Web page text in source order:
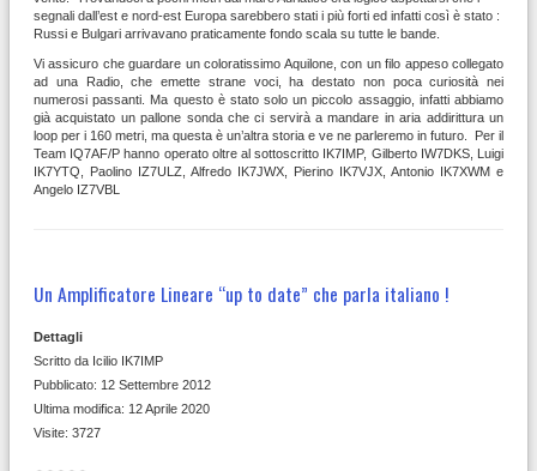
segnali dall’est e nord-est Europa sarebbero stati i più forti ed infatti così è stato :
Russi e Bulgari arrivavano praticamente fondo scala su tutte le bande.
Vi assicuro che guardare un coloratissimo Aquilone, con un filo appeso collegato
ad una Radio, che emette strane voci, ha destato non poca curiosità nei
numerosi passanti. Ma questo è stato solo un piccolo assaggio, infatti abbiamo
già acquistato un pallone sonda che ci servirà a mandare in aria addirittura un
loop per i 160 metri, ma questa è un’altra storia e ve ne parleremo in futuro. Per il
Team IQ7AF/P hanno operato oltre al sottoscritto IK7IMP, Gilberto IW7DKS, Luigi
IK7YTQ, Paolino IZ7ULZ, Alfredo IK7JWX, Pierino IK7VJX, Antonio IK7XWM e
Angelo IZ7VBL
Un Amplificatore Lineare “up to date” che parla italiano !
Dettagli
Scritto da Icilio IK7IMP
Pubblicato: 12 Settembre 2012
Ultima modifica: 12 Aprile 2020
Visite: 3727